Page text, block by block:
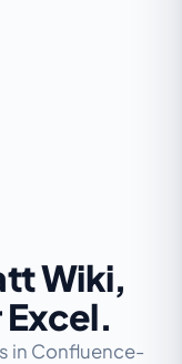
Wiki,
in Confluence-